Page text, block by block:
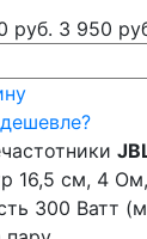
руб. 3 950
16,5 cм, 4
300 Ватт